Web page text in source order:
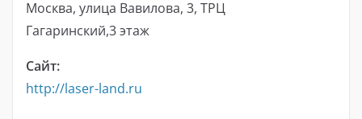
Москва, улица Вавилова, 3, ТРЦ
Гагаринский,3 этаж
Сайт:
http://laser-land.ru